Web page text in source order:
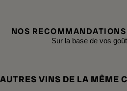
NOS
Sur la base de vos
AUTRES VINS DE LA MÊME